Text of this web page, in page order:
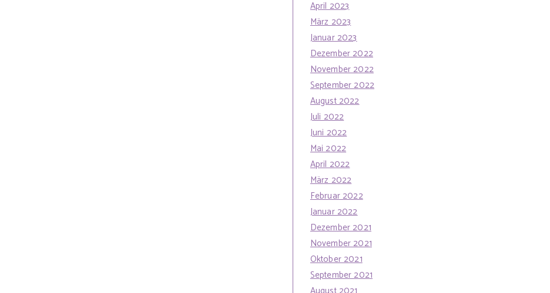
April 2023
März 2023
Januar 2023
Dezember 2022
November 2022
September 2022
August 2022
Juli 2022
Juni 2022
Mai 2022
April 2022
März 2022
Februar 2022
Januar 2022
Dezember 2021
November 2021
Oktober 2021
September 2021